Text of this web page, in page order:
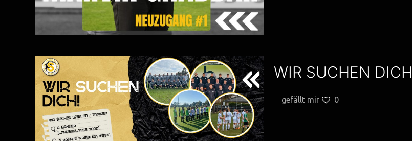
WIR SUCHEN DICH
gefällt mir 0